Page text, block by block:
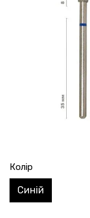
Колір
Синій